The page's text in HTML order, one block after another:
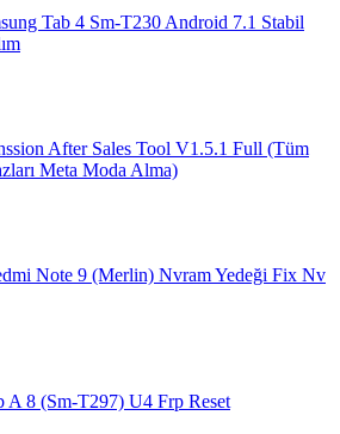
Tab 4 Sm-T230 Android 7.1 Stabil
After Sales Tool V1.5.1 Full (Tüm
Meta Moda Alma)
Note 9 (Merlin) Nvram Yedeği Fix Nv
A 8 (Sm-T297) U4 Frp Reset